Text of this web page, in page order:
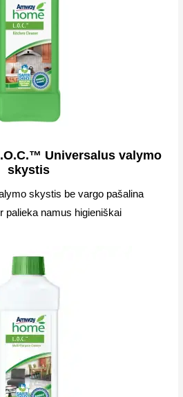
Universalus valymo
skystis
skystis be vargo pašalina
palieka namus higieniškai